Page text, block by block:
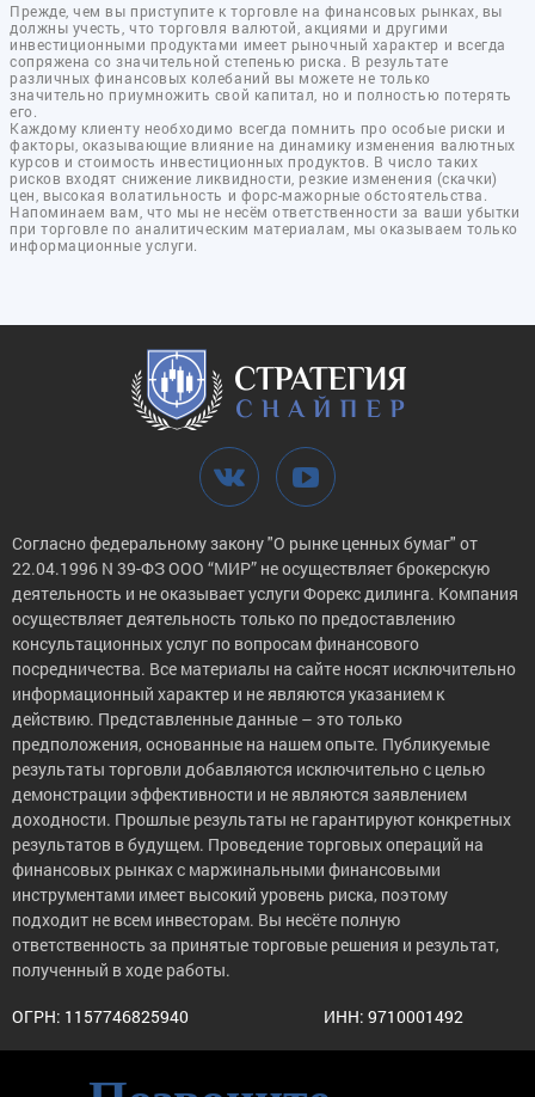
Прежде, чем вы приступите к торговле на финансовых рынках, вы
должны учесть, что торговля валютой, акциями и другими
инвестиционными продуктами имеет рыночный характер и всегда
сопряжена со значительной степенью риска. В результате
различных финансовых колебаний вы можете не только
значительно приумножить свой капитал, но и полностью потерять
его.
Каждому клиенту необходимо всегда помнить про особые риски и
факторы, оказывающие влияние на динамику изменения валютных
курсов и стоимость инвестиционных продуктов. В число таких
рисков входят снижение ликвидности, резкие изменения (скачки)
цен, высокая волатильность и форс-мажорные обстоятельства.
Напоминаем вам, что мы не несём ответственности за ваши убытки
при торговле по аналитическим материалам, мы оказываем только
информационные услуги.
Согласно федеральному закону "О рынке ценных бумаг" от
22.04.1996 N 39-ФЗ ООО “МИР” не осуществляет брокерскую
деятельность и не оказывает услуги Форекс дилинга. Компания
осуществляет деятельность только по предоставлению
консультационных услуг по вопросам финансового
посредничества. Все материалы на сайте носят исключительно
информационный характер и не являются указанием к
действию. Представленные данные – это только
предположения, основанные на нашем опыте. Публикуемые
результаты торговли добавляются исключительно с целью
демонстрации эффективности и не являются заявлением
доходности. Прошлые результаты не гарантируют конкретных
результатов в будущем. Проведение торговых операций на
финансовых рынках с маржинальными финансовыми
инструментами имеет высокий уровень риска, поэтому
подходит не всем инвесторам. Вы несёте полную
ответственность за принятые торговые решения и результат,
полученный в ходе работы.
ОГРН: 1157746825940 ИНН: 9710001492